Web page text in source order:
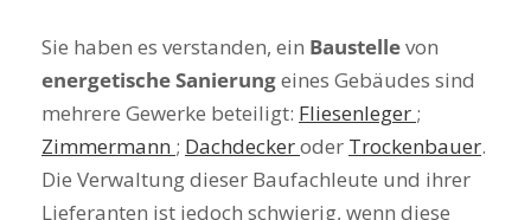
Sie haben es verstanden, ein Baustellevon
energetische Sanierungeines Gebäudes sind
mehrere Gewerke beteiligt: Fliesenleger ;
Zimmermann ; Dachdeckeroder Trockenbauer.
Die Verwaltung dieser Baufachleute und ihrer
Lieferanten ist jedoch schwierig, wenn diese